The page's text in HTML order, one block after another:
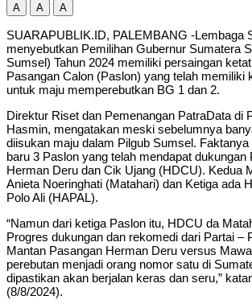
A A A
SUARAPUBLIK.ID, PALEMBANG -Lembaga
menyebutkan Pemilihan Gubernur Sumatera
Sumsel) Tahun 2024 memiliki persaingan
Pasangan Calon (Paslon) yang telah memiliki
untuk maju memperebutkan BG 1 dan 2.
Direktur Riset dan Pemenangan PatraData di
Hasmin, mengatakan meski sebelumnya
diisukan maju dalam Pilgub Sumsel.
baru 3 Paslon yang telah mendapat dukungan
Herman Deru dan Cik Ujang (HDCU). Kedua
Anieta Noeringhati (Matahari) dan Ketiga ada
Polo Ali (HAPAL).
“Namun dari ketiga Paslon itu, HDCU da
Progres dukungan dan rekomedi dari Partai –
Mantan Pasangan Herman Deru versus
perebutan menjadi orang nomor satu di
dipastikan akan berjalan keras dan seru,”
(8/8/2024).